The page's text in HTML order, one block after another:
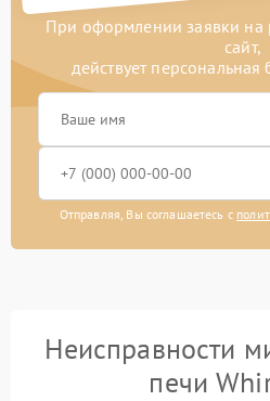
При оформлении заявки на
сайт,
действует персональная
Отправляя, Вы соглашаетесь с
Неисправности
печи